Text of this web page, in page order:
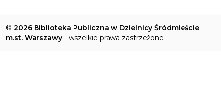
© 2026 Biblioteka Publiczna w Dzielnicy Śródmieście
m.st. Warszawy - wszelkie prawa zastrzeżone